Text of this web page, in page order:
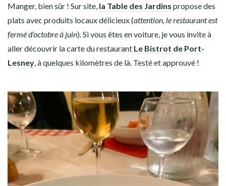
Manger, bien sûr ! Sur site, la Table des Jardins propose des
plats avec produits locaux délicieux (attention, le restaurant est
fermé d’octobre à juin). Si vous êtes en voiture, je vous invite à
aller découvrir la carte du restaurant Le Bistrot de Port-
Lesney, à quelques kilomètres de là. Testé et approuvé !